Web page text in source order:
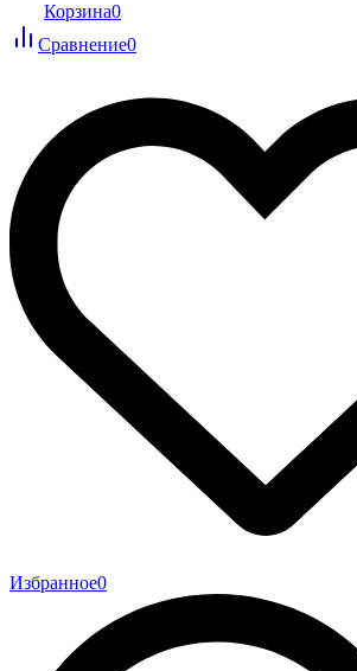
Корзина0
Сравнение0
Избранное0